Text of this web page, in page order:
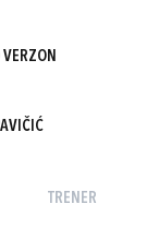
TRENER